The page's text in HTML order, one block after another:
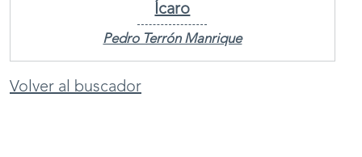
Ícaro
Pedro Terrón Manrique
Volver al buscador